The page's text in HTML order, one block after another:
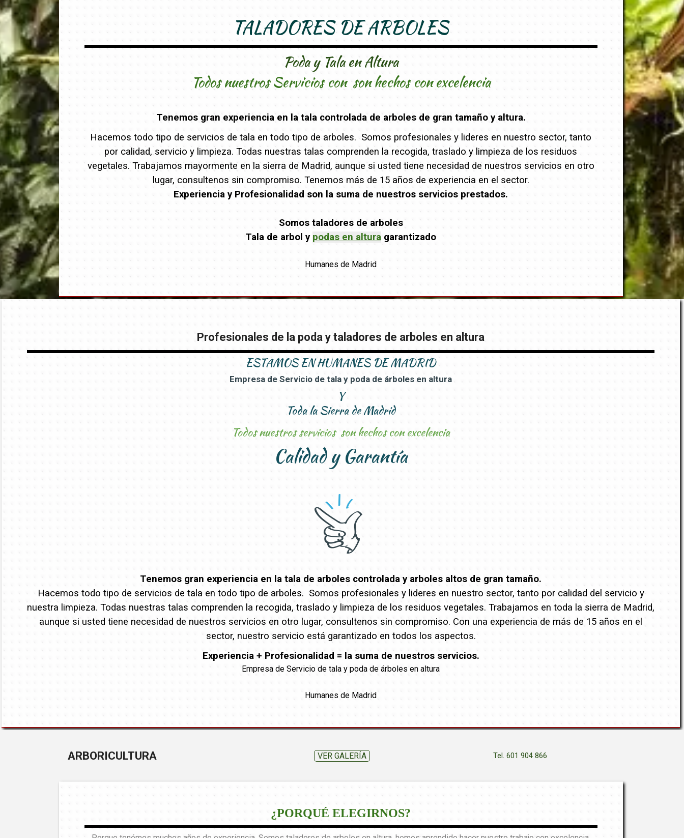
TALADORES DE ARBOLES
Poda y Tala en Altura
Todos nuestros Servicios con son hechos con excelencia
Tenemos gran experiencia en la tala controlada de arboles de gran tamaño y altura.
Hacemos todo tipo de servicios de tala en todo tipo de arboles. Somos profesionales y lideres en nuestro sector, tanto
por calidad, servicio y limpieza. Todas nuestras talas comprenden la recogida, traslado y limpieza de los residuos
vegetales. Trabajamos mayormente en la sierra de Madrid, aunque si usted tiene necesidad de nuestros servicios en otro
lugar, consultenos sin compromiso. Tenemos más de 15 años de experiencia en el sector.
Experiencia y Profesionalidad son la suma de nuestros servicios prestados.
Somos taladores de arboles
Tala de arbol y podas en altura garantizado
Humanes de Madrid
Profesionales de la poda y taladores de arboles en altura
ESTAMOS ENHUMANES DE MADRID
Empresa de Servicio de tala y poda de árboles en altura
Y
Toda la Sierra de Madrid
Todos nuestros servicios son hechos con excelencia
Calidad y Garantía
Tenemos gran experiencia en la tala de arboles controlada y arboles altos de gran tamaño.
Hacemos todo tipo de servicios de tala en todo tipo de arboles. Somos profesionales y lideres en nuestro sector, tanto por calidad del servicio y
nuestra limpieza. Todas nuestras talas comprenden la recogida, traslado y limpieza de los residuos vegetales. Trabajamos en toda la sierra de Madrid,
aunque si usted tiene necesidad de nuestros servicios en otro lugar, consultenos sin compromiso. Con una experiencia de más de 15 años en el
sector, nuestro servicio está garantizado en todos los aspectos.
Experiencia + Profesionalidad = la suma de nuestros servicios.
Empresa de Servicio de tala y poda de árboles en altura
Humanes de Madrid
Tel. 601 904 866
VER GALERÍA
ARBORICULTURA
¿PORQUÉ ELEGIRNOS?